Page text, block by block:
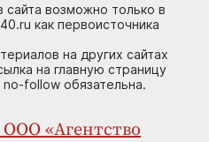
сайта возможно только в
как первоисточника
на других сайтах
на главную страницу
follow обязательна.
«Агентство